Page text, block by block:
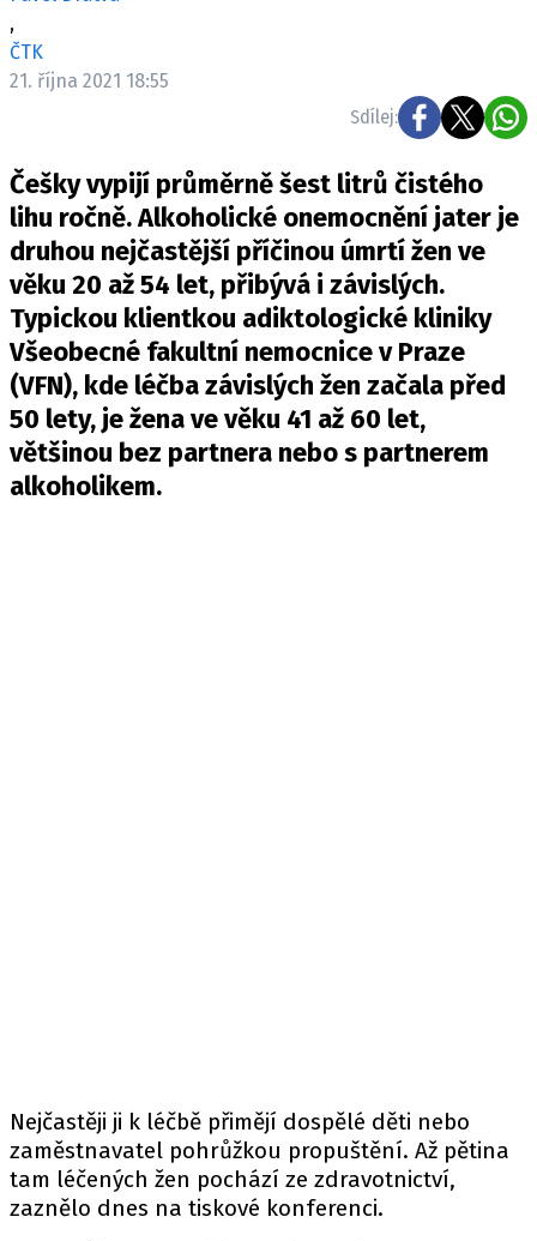
VYDAVATEL
INZERCE
OSOBNÍ ÚDAJE / COOKIES
VOLNÁ MÍSTA
Provozovatelem serveru newsbox.cz je
INCORP MEDIA GROUP s.r.o., IČ: 118 23 054
,
ČTK
21. října 2021 18:55
Sdílej:
Češky vypijí průměrně šest litrů čistého
lihu ročně. Alkoholické onemocnění jater je
druhou nejčastější příčinou úmrtí žen ve
věku 20 až 54 let, přibývá i závislých.
Typickou klientkou adiktologické kliniky
Všeobecné fakultní nemocnice v Praze
(VFN), kde léčba závislých žen začala před
50 lety, je žena ve věku 41 až 60 let,
většinou bez partnera nebo s partnerem
alkoholikem.
Nejčastěji ji k léčbě přimějí dospělé děti nebo
zaměstnavatel pohrůžkou propuštění. Až pětina
tam léčených žen pochází ze zdravotnictví,
zaznělo dnes na tiskové konferenci.